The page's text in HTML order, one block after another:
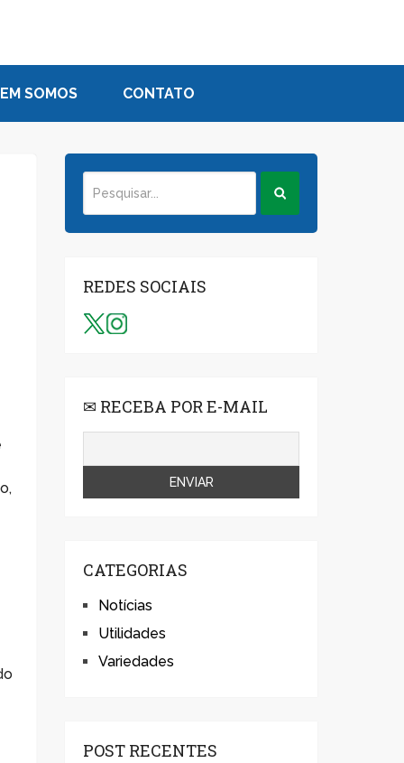
SOMOS CONTATO
REDES SOCIAIS
✉ RECEBA POR E-MAIL
CATEGORIAS
Notícias
Utilidades
Variedades
POST RECENTES